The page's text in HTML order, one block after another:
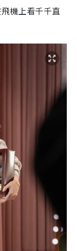
機上看千千直